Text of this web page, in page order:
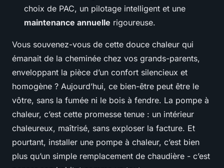
choix de PAC, un pilotage intelligent et une
maintenance annuelle rigoureuse.
Vous souvenez-vous de cette douce chaleur qui
émanait de la cheminée chez vos grands-parents,
enveloppant la pièce d’un confort silencieux et
homogène ? Aujourd’hui, ce bien-être peut être le
vôtre, sans la fumée ni le bois à fendre. La pompe à
chaleur, c’est cette promesse tenue : un intérieur
chaleureux, maîtrisé, sans exploser la facture. Et
pourtant, installer une pompe à chaleur, c’est bien
plus qu’un simple remplacement de chaudière - c’est